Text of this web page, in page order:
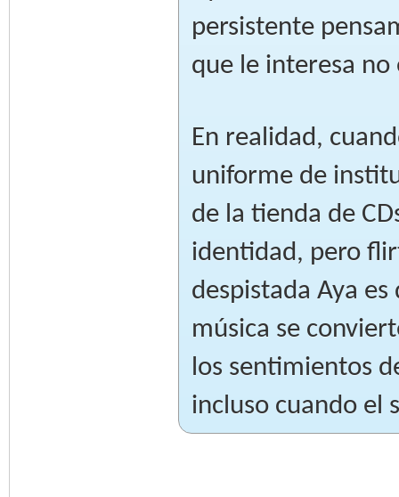
persistente
que le interesa
En realidad,
uniforme de
de la tienda de
identidad, pero
despistada Aya
música se
los sentimientos
incluso cuando el